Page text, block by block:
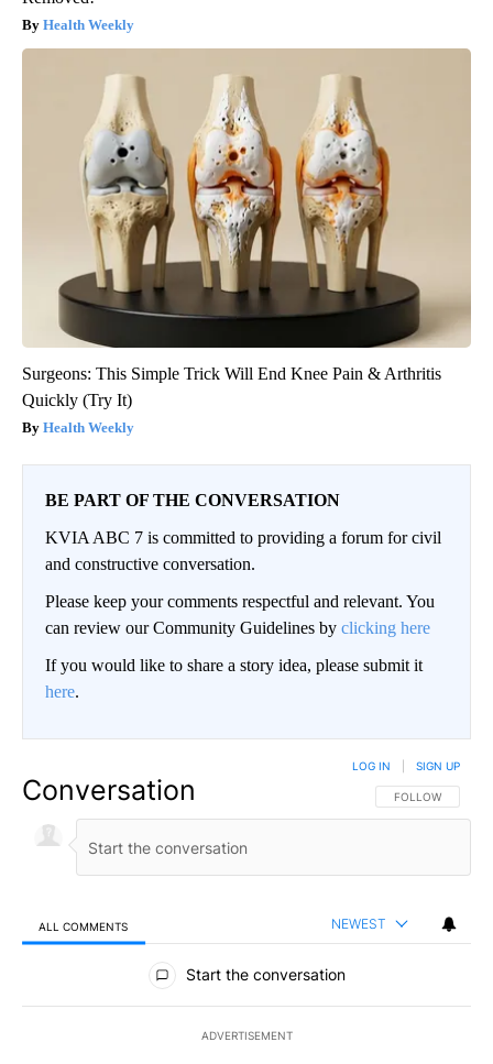
Health Weekly
Surgeons: This Simple Trick Will End Knee Pain & Arthritis
Quickly (Try It)
Health Weekly
BE PART OF THE CONVERSATION
KVIA ABC 7 is committed to providing a forum for civil
and constructive conversation.
Please keep your comments respectful and relevant. You
can review our Community Guidelines by clicking here
If you would like to share a story idea, please submit it
here.
Conversation FOLLOW THIS
FOLLOW
LOG IN SIGN UP
ALL COMMENTS NEWEST
All Comments
Start the conversation
ADVERTISEMENT